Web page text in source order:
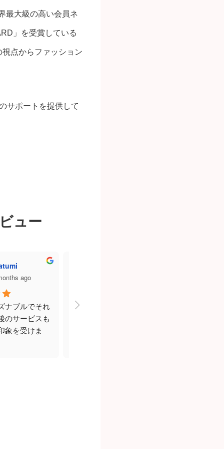
最大級の高い会員ネ
」を受賞している
点からファッション
サポートを提供して
ュー
ago
ナブルでそれ
のサービスも
象を受けま